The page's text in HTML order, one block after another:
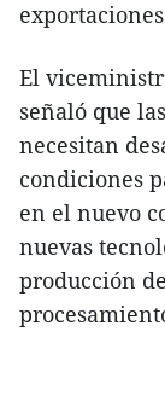
El
señaló que
necesitan
condiciones
en el nuevo
nuevas
producción